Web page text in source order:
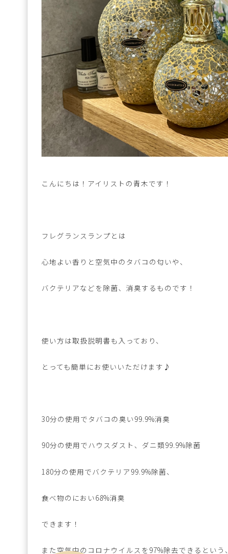
こんにちは！アイリストの青木です！
フレグランスランプとは
心地よい香りと空気中のタバコの匂いや、
バクテリアなどを除菌、消臭するものです！
使い方は取扱説明書も入っており、
とっても簡単にお使いいただけます♪
30分の使用でタバコの臭い99.9%消臭
90分の使用でハウスダスト、ダニ類99.9%除菌
180分の使用でバクテリア99.9%除菌、
食べ物のにおい68%消臭
できます！
また空気中のコロナウイルスを97%除去できるという、